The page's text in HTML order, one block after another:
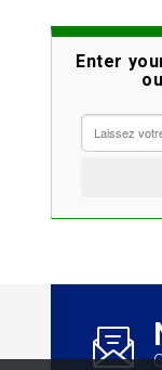
Enter